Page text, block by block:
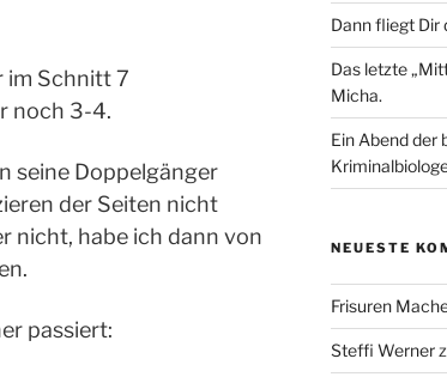
im Schnitt 7
noch 3-4.
seine Doppelgänger
der Seiten nicht
nicht, habe ich dann von
passiert:
Dann fliegt Dir
Das letzte
Micha.
Ein Abend der
NEUESTE
Frisuren
Steffi Werner